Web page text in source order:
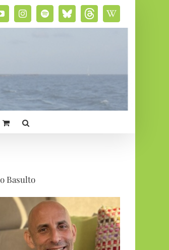
YouTubeInstagramSpotifyBluesky
social
ThreadsWikipedia
Basulto